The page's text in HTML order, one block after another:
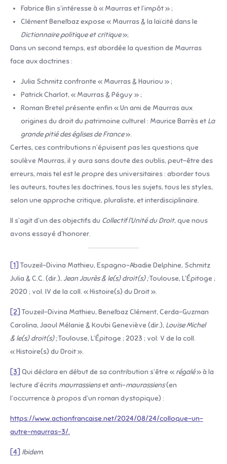
Fabrice Bin s’intéresse à « Maurras et l’impôt » ;
Clément Benelbaz expose « Maurras & la laïcité dans le
Dictionnaire politique et critique»;
Dans un second temps, est abordée la question de Maurras
face aux doctrines :
Julia Schmitz confronte « Maurras & Hauriou » ;
Patrick Charlot, « Maurras & Péguy » ;
Roman Bretel présente enfin « Un ami de Maurras aux
origines du droit du patrimoine culturel : Maurice Barrès et La
grande pitié des églises de France».
Certes, ces contributions n’épuisent pas les questions que
soulève Maurras, il y aura sans doute des oublis, peut-être des
erreurs, mais tel est le propre des universitaires : aborder tous
les auteurs, toutes les doctrines, tous les sujets, tous les styles,
selon une approche critique, pluraliste, et interdisciplinaire.
Il s’agit d’un des objectifs du Collectif l’Unité du Droit, que nous
avons essayé d’honorer.
[1] Touzeil-Divina Mathieu, Espagno-Abadie Delphine, Schmitz
Julia & C.C. (dir.), Jean Jaurès & le(s) droit(s) ;Toulouse, L’Épitoge ;
2020 ; vol. IV de la coll. « Histoire(s) du Droit ».
[2] Touzeil-Divina Mathieu, Benelbaz Clément, Cerda-Guzman
Carolina, Jaoul Mélanie & Koubi Geneviève (dir.), Louise Michel
& le(s) droit(s) ;Toulouse, L’Épitoge ; 2023 ; vol. V de la coll.
« Histoire(s) du Droit ».
[3] Qui déclara en début de sa contribution s’être « régalé» à la
lecture d’écrits maurrassienset anti-maurassiens(en
l’occurrence à propos d’un roman dystopique) :
https://www.actionfrancaise.net/2024/08/24/colloque-un-
autre-maurras-3/.
[4] Ibidem.